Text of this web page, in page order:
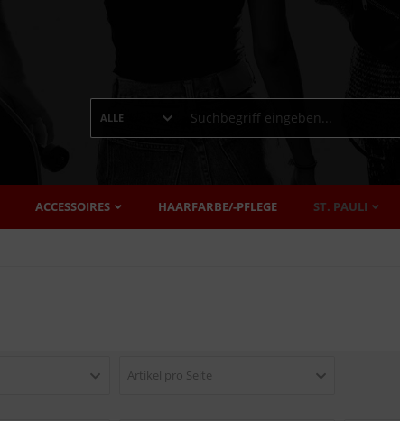
ALLE
ACCESSOIRES HAARFARBE/-PFLEGE ST. PAULI
Artikel pro Seite